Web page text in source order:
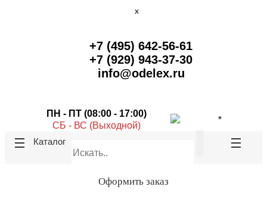
x
+7 (495) 642-56-61
+7 (929) 943-37-30
info@odelex.ru
ПН - ПТ (08:00 - 17:00)
СБ - ВС (Выходной)
Каталог
Оформить заказ